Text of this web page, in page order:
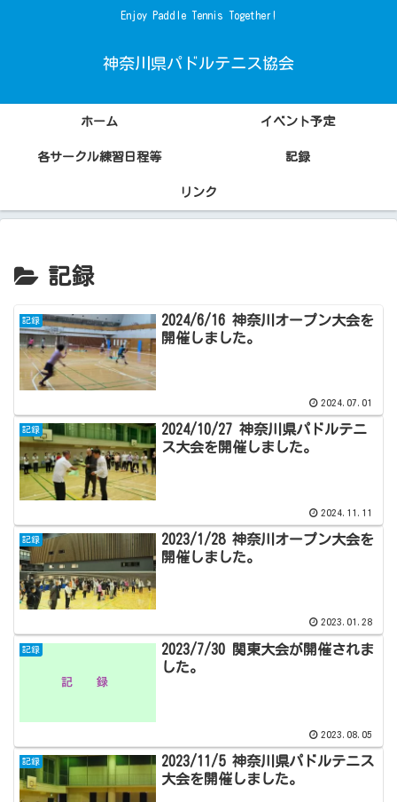
Enjoy Paddle Tennis Together!
神奈川県パドルテニス協会
ホーム イベント予定
各サークル練習日程等 記録
リンク
記録
記録
2024/6/16 神奈川オープン大会を
開催しました。
2024.07.01
記録
2024/10/27 神奈川県パドルテニ
ス大会を開催しました。
2024.11.11
記録
2023/1/28 神奈川オープン大会を
開催しました。
2023.01.28
記録
2023/7/30 関東大会が開催されま
した。
2023.08.05
記録
2023/11/5 神奈川県パドルテニス
大会を開催しました。